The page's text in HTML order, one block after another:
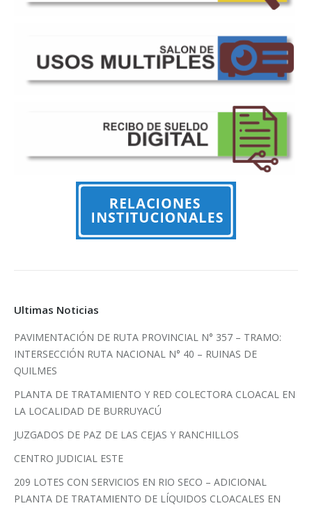
Ultimas Noticias
PAVIMENTACIÓN DE RUTA PROVINCIAL N° 357 – TRAMO:
INTERSECCIÓN RUTA NACIONAL N° 40 – RUINAS DE
QUILMES
PLANTA DE TRATAMIENTO Y RED COLECTORA CLOACAL EN
LA LOCALIDAD DE BURRUYACÚ
JUZGADOS DE PAZ DE LAS CEJAS Y RANCHILLOS
CENTRO JUDICIAL ESTE
209 LOTES CON SERVICIOS EN RIO SECO – ADICIONAL
PLANTA DE TRATAMIENTO DE LÍQUIDOS CLOACALES EN